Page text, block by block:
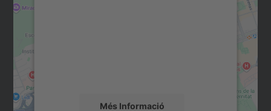
Més Informació